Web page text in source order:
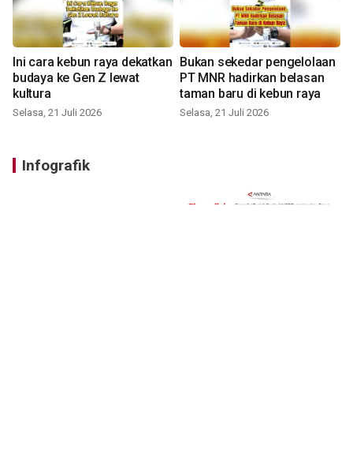
Ini cara kebun raya dekatkan
budaya ke Gen Z lewat
kultura
Selasa, 21 Juli 2026
Bukan sekedar pengelolaan
PT MNR hadirkan belasan
taman baru di kebun raya
Selasa, 21 Juli 2026
Infografik